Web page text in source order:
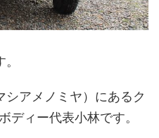
アメノミヤ）にあるク
ディー代表小林です。